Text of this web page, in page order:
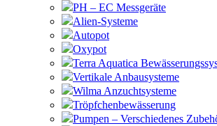
PH – EC Messgeräte
Alien-Systeme
Autopot
Oxypot
Terra Aquatica
Vertikale Anbausysteme
Wilma Anzuchtsysteme
Tröpfchenbewässerung
Pumpen – Verschiedenes